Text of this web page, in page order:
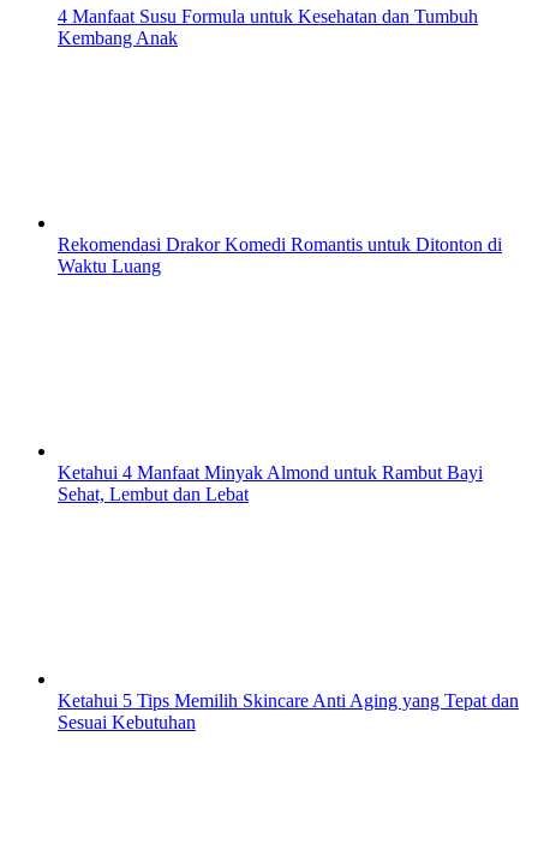
4 Manfaat Susu Formula untuk Kesehatan dan Tumbuh
Kembang Anak
Rekomendasi Drakor Komedi Romantis untuk Ditonton di
Waktu Luang
Ketahui 4 Manfaat Minyak Almond untuk Rambut Bayi
Sehat, Lembut dan Lebat
Ketahui 5 Tips Memilih Skincare Anti Aging yang Tepat dan
Sesuai Kebutuhan